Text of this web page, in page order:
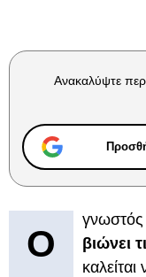
Ανακαλύψτε
Ο
γνωστός
βιώνει
καλείται